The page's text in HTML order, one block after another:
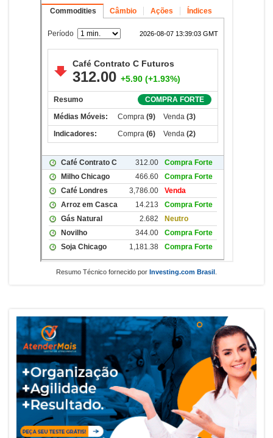
Resumo Técnico fornecido por Investing.com Brasil